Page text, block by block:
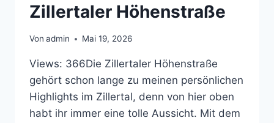
Zillertaler Höhenstraße
Von admin Mai 19, 2026
Views: 366Die Zillertaler Höhenstraße
gehört schon lange zu meinen persönlichen
Highlights im Zillertal, denn von hier oben
habt ihr immer eine tolle Aussicht. Mit dem